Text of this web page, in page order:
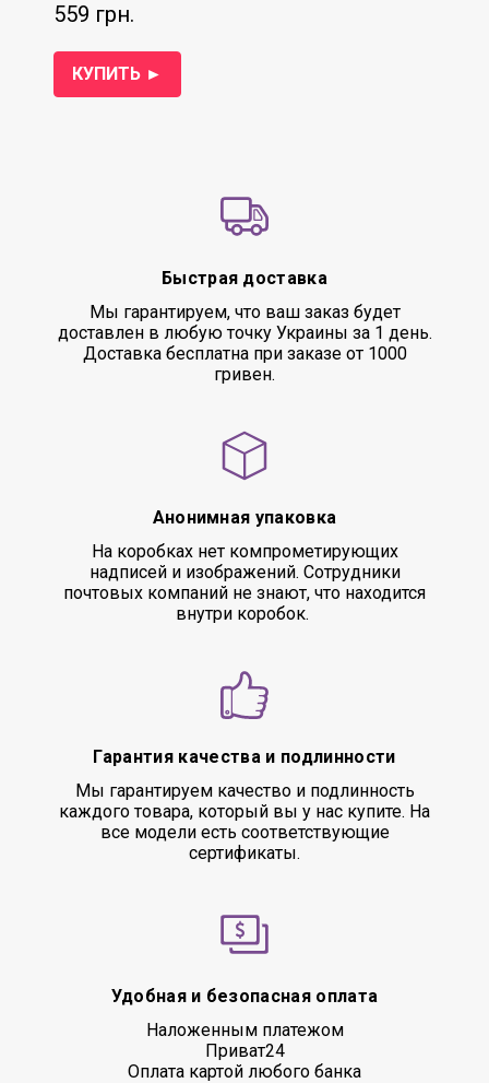
КУПИТЬ ►
559 грн.
Быстрая доставка
Мы гарантируем, что ваш заказ будет
доставлен в любую точку Украины за 1 день.
Доставка бесплатна при заказе от 1000
гривен.
Анонимная упаковка
На коробках нет компрометирующих
надписей и изображений. Сотрудники
почтовых компаний не знают, что находится
внутри коробок.
Гарантия качества и подлинности
Мы гарантируем качество и подлинность
каждого товара, который вы у нас купите. На
все модели есть соответствующие
сертификаты.
Удобная и безопасная оплата
Наложенным платежом
Приват24
Оплата картой любого банка